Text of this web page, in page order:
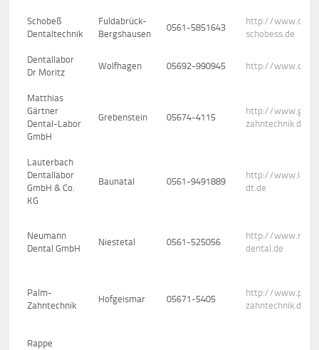
Schobeß
Dentaltechnik
Fuldabrück-
Bergshausen
0561-5851643
http://
schobess.de
Dentallabor
Dr Moritz
Wolfhagen 05692-990945 http://
Matthias
Gärtner
Dental-Labor
GmbH
Grebenstein 05674-4115
http://
zahntechnik.de
Lauterbach
Dentallabor
GmbH & Co.
KG
Baunatal 0561-9491889
http://
dt.de
Neumann
Dental GmbH
Niestetal 0561-525056
http://
dental.de
Palm-
Zahntechnik
Hofgeismar 05671-5405
http://
zahntechnik.de
Rappe